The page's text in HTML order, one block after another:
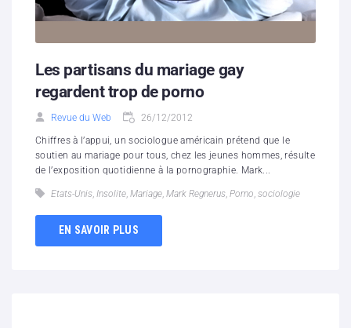
Les partisans du mariage gay
regardent trop de porno
Revue du Web 26/12/2012
Chiffres à l’appui, un sociologue américain prétend que le
soutien au mariage pour tous, chez les jeunes hommes, résulte
de l’exposition quotidienne à la pornographie. Mark...
Etats-Unis, Insolite, Mariage, Mark Regnerus, Porno, sociologie
EN SAVOIR PLUS